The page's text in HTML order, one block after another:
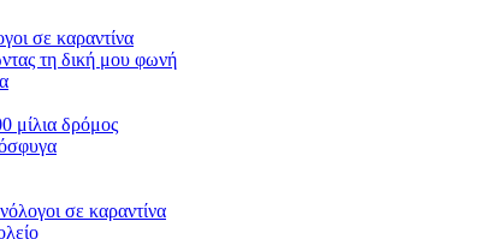
σε καραντίνα
τη δική μου φωνή
μίλια δρόμος
σε καραντίνα